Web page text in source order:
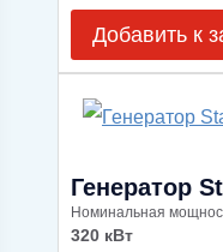
Добавить к
Генератор
Номинальная
320 кВт